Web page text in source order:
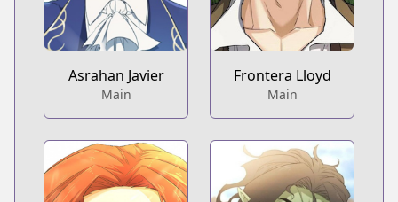
Asrahan Javier
Main
Frontera Lloyd
Main